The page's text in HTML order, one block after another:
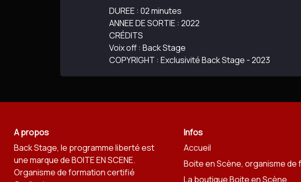
DUREE : 02 minutes
ANNEE DE SORTIE : 2022
CRÉDITS
Voix off : Back Stage
COPYRIGHT : Exclusivité Back Stage - 2023
A propos
Back Stage, le programme liberté est
une marque deBOITE EN SCENE.
Organisme de formation certifié
Infos
Accueil
Boite en Scène, organisme de
La boutique Boite en Scène